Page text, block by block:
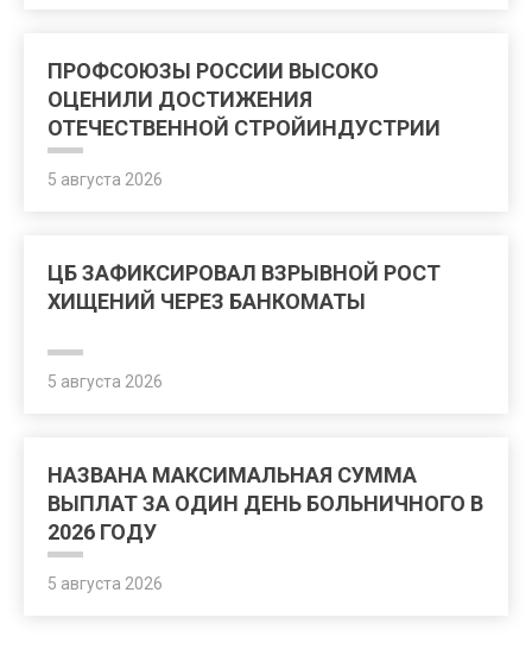
ПРОФСОЮЗЫ РОССИИ ВЫСОКО
ОЦЕНИЛИ ДОСТИЖЕНИЯ
ОТЕЧЕСТВЕННОЙ СТРОЙИНДУСТРИИ
5 августа 2026
ЦБ ЗАФИКСИРОВАЛ ВЗРЫВНОЙ РОСТ
ХИЩЕНИЙ ЧЕРЕЗ БАНКОМАТЫ
5 августа 2026
НАЗВАНА МАКСИМАЛЬНАЯ СУММА
ВЫПЛАТ ЗА ОДИН ДЕНЬ БОЛЬНИЧНОГО В
2026 ГОДУ
5 августа 2026